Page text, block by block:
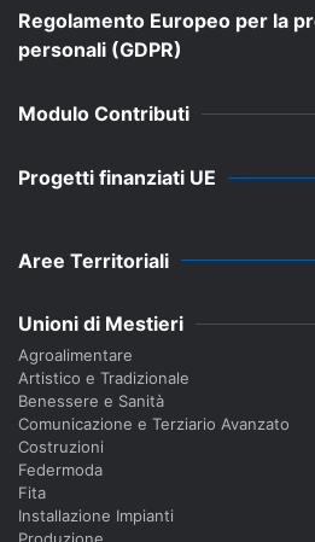
Regolamento Europeo per la
personali (GDPR)
Modulo Contributi
Progetti finanziati UE
Aree Territoriali
Unioni di Mestieri
Agroalimentare
Artistico e Tradizionale
Benessere e Sanità
Comunicazione e Terziario Avanzato
Costruzioni
Federmoda
Fita
Installazione Impianti